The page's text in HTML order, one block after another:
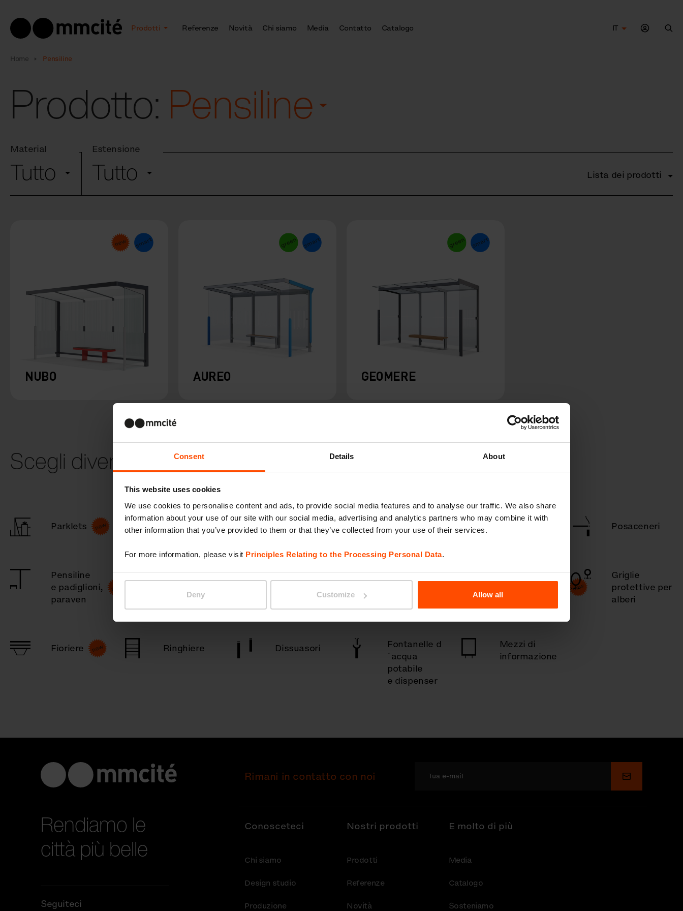
Consent Details About
This website uses cookies
We use cookies to personalise content and ads, to provide social media features and to analyse our traffic. We also share
information about your use of our site with our social media, advertising and analytics partners who may combine it with
other information that you’ve provided to them or that they’ve collected from your use of their services.
For more information, please visit Principles Relating to the Processing Personal Data.
Deny Customize Allow all
Prodotti Referenze Novità Chi siamo Media Contatto Catalogo
IT
Home Pensiline
Prodotto: Pensiline
Material
Tutto
Estensione
Tutto Lista dei prodotti
NUBO AUREO GEOMERE
Scegli diversa categoria
Parklets Bambini Panchine Pensiline Posaceneri
Pensiline
e padiglioni,
paraven
Pensiline
Pensiline
Tavoli
Portabiciclette
monopattino
Griglie
protettive per
alberi
Fioriere Ringhiere Dissuasori
Fontanelle d
´acqua
potabile
e dispenser
Mezzi di
informazione
Rendiamo le
città più belle
Seguiteci
Rimani in contatto con noi Invia
Conosceteci
Chi siamo
Design studio
Produzione
Nostri prodotti
Prodotti
Referenze
Novità
E molto di più
Media
Catalogo
Sosteniamo